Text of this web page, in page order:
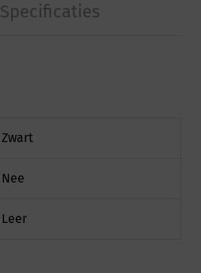
Specificaties
Zwart
Nee
Leer